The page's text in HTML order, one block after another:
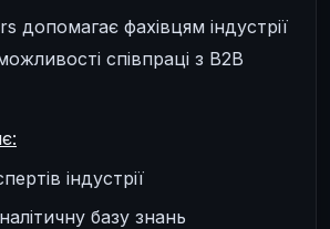
допомагає фахівцям індустрії
співпраці з B2B
індустрії
базу знань